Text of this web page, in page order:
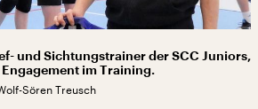
und Sichtungstrainer der SCC Juniors,
im Training.
Sören Treusch